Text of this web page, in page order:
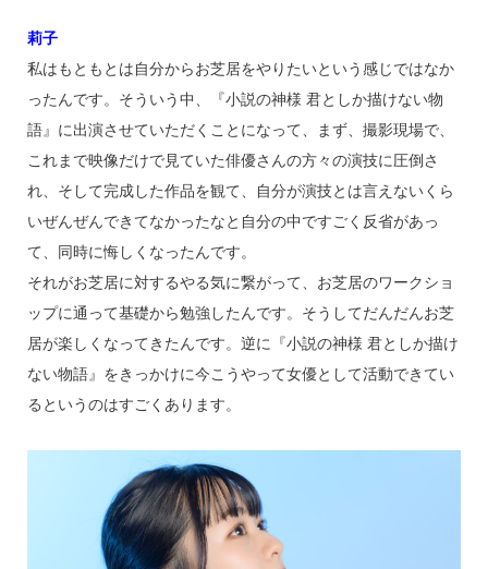
莉子
私はもともとは自分からお芝居をやりたいという感じではなか
ったんです。そういう中、『小説の神様 君としか描けない物
語』に出演させていただくことになって、まず、撮影現場で、
これまで映像だけで見ていた俳優さんの方々の演技に圧倒さ
れ、そして完成した作品を観て、自分が演技とは言えないくら
いぜんぜんできてなかったなと自分の中ですごく反省があっ
て、同時に悔しくなったんです。
それがお芝居に対するやる気に繋がって、お芝居のワークショ
ップに通って基礎から勉強したんです。そうしてだんだんお芝
居が楽しくなってきたんです。逆に『小説の神様 君としか描け
ない物語』をきっかけに今こうやって女優として活動できてい
るというのはすごくあります。